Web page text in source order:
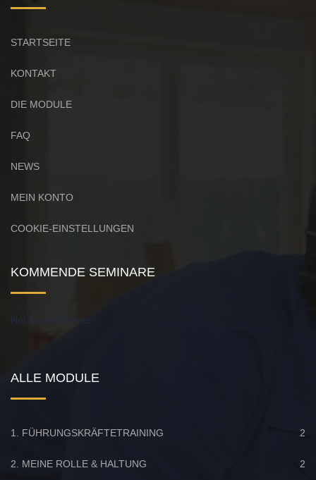
STARTSEITE
KONTAKT
DIE MODULE
FAQ
NEWS
MEIN KONTO
COOKIE-EINSTELLUNGEN
KOMMENDE SEMINARE
Not Found Events
ALLE MODULE
1. FÜHRUNGSKRÄFTETRAINING 2
2. MEINE ROLLE & HALTUNG 2